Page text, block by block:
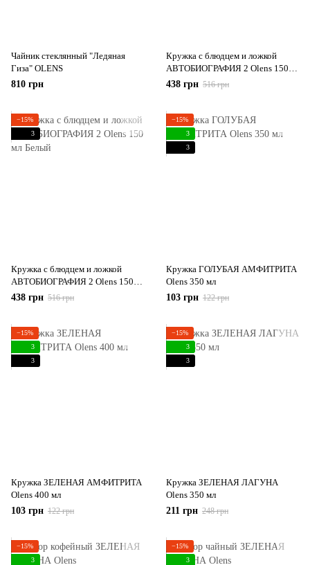
Чайник стеклянный "Ледяная
Гиза" OLENS
810 грн
Кружка с блюдцем и ложкой
АВТОБИОГРАФИЯ 2 Оlens 150
мл Черный
438 грн 516 грн
−15%
3
Кружка с блюдцем и ложкой
АВТОБИОГРАФИЯ 2 Оlens 150
мл Белый
438 грн 516 грн
−15%
3
3
Кружка ГОЛУБАЯ АМФИТРИТА
Olens 350 мл
103 грн 122 грн
−15%
3
3
Кружка ЗЕЛЕНАЯ АМФИТРИТА
Olens 400 мл
103 грн 122 грн
−15%
3
3
Кружка ЗЕЛЕНАЯ ЛАГУНА
Olens 350 мл
211 грн 248 грн
−15%
3
−15%
3